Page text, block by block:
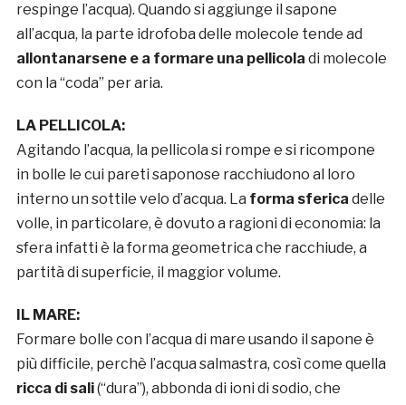
respinge l’acqua). Quando si aggiunge il sapone
all’acqua, la parte idrofoba delle molecole tende ad
allontanarsene e a formare una pellicola di molecole
con la “coda” per aria.
LA PELLICOLA:
Agitando l’acqua, la pellicola si rompe e si ricompone
in bolle le cui pareti saponose racchiudono al loro
interno un sottile velo d’acqua. La forma sferica delle
volle, in particolare, è dovuto a ragioni di economia: la
sfera infatti è la forma geometrica che racchiude, a
partità di superficie, il maggior volume.
IL MARE:
Formare bolle con l’acqua di mare usando il sapone è
più difficile, perchè l’acqua salmastra, così come quella
ricca di sali(“dura”), abbonda di ioni di sodio, che